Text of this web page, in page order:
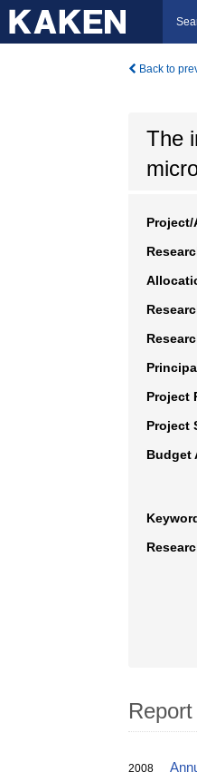
Back to
The
Project/
Project
Project
Budget
Report
2008